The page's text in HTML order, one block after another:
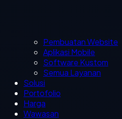
Pembuatan Website
Aplikasi Mobile
Software Kustom
Semua Layanan
Solusi
Portofolio
Harga
Wawasan